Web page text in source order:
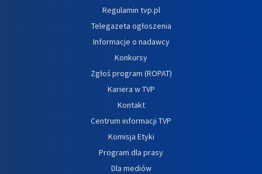
Regulamin tvp.pl
Telegazeta ogłoszenia
Informacje o nadawcy
Konkursy
Zgłoś program (ROPAT)
Kariera w TVP
Kontakt
Centrum informacji TVP
Komisja Etyki
Program dla prasy
Dla mediów